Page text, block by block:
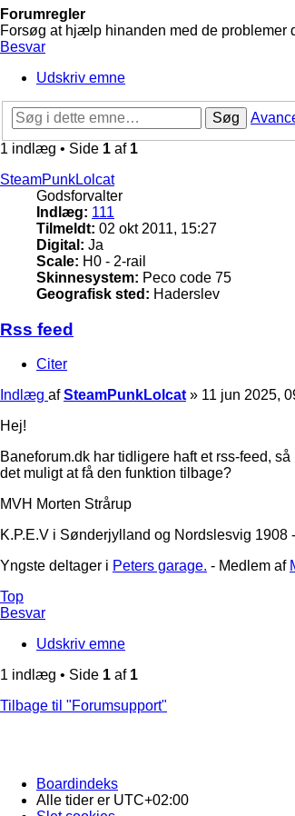
Forumregler
Forsøg at hjælp hinanden med de problemer
Besvar
Udskriv emne
Søg
1 indlæg • Side 1 af 1
SteamPunkLolcat
Godsforvalter
Indlæg: 111
Tilmeldt: 02 okt 2011, 15:27
Digital: Ja
Scale: H0 - 2-rail
Skinnesystem: Peco code 75
Geografisk sted: Haderslev
Rss feed
Citer
Indlæg afSteamPunkLolcat » 11 jun 2025,
Hej!
Baneforum.dk har tidligere haft et rss-feed,
det muligt at få den funktion tilbage?
MVH Morten Strårup
K.P.E.V i Sønderjylland og Nordslesvig
Yngste deltager i Peters garage. - Medlem af
Top
Besvar
Udskriv emne
1 indlæg • Side 1 af 1
Tilbage til "Forumsupport"
Boardindeks
Alle tider er UTC+02:00